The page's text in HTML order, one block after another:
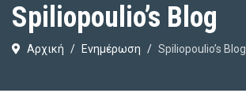
Spiliopoulio’s Blog
Αρχική Ενημέρωση Spiliopoulio’s Blog